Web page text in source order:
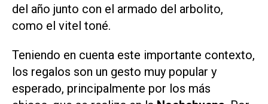
del año junto con el armado del arbolito,
como el vitel toné.
Teniendo en cuenta este importante contexto,
los regalos son un gesto muy popular y
esperado, principalmente por los más